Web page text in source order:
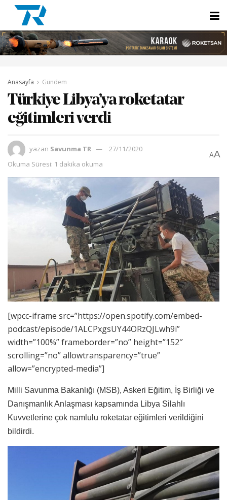
Anasayfa Gündem
Türkiye Libya’ya roketatar
eğitimleri verdi
yazan Savunma TR
27/11/2020
Okuma Süresi: 1 dakika okuma
AA
[wpcc-iframe src=”https://open.spotify.com/embed-
podcast/episode/1ALCPxgsUY44ORzQJLwh9i”
width=”100%” frameborder=”no” height=”152″
scrolling=”no” allowtransparency=”true”
allow=”encrypted-media”]
Milli Savunma Bakanlığı (MSB), Askeri Eğitim, İş Birliği ve
Danışmanlık Anlaşması kapsamında Libya Silahlı
Kuvvetlerine çok namlulu roketatar eğitimleri verildiğini
bildirdi.